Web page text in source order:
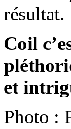
résultat.
Coil
et
Photo :